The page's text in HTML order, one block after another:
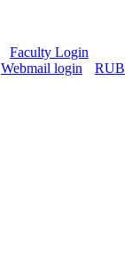
Faculty Login
Webmail login
RUB